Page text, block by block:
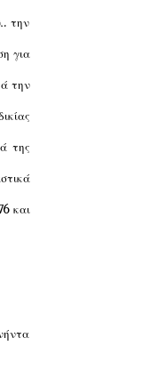
την
για
την
της
και